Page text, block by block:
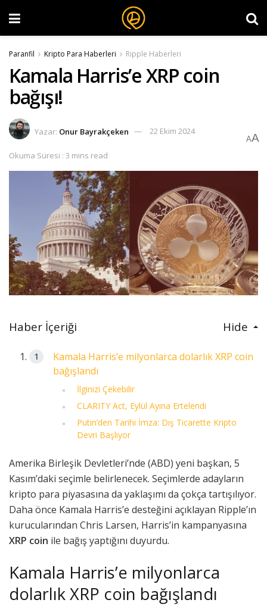
Paranfil Kripto Para Haberleri Ripple Haberleri
Kamala Harris’e XRP coin
bağışı!
Yazar: Onur Bayrakçeken 22 Ekim 2024
Okuma Süresi : 3 mins read
AA
Haber İçeriği Hide
Kamala Harris’e milyonlarca dolarlık XRP coin
bağışlandı
İlginizi Çekebilir
CLARITY Act, Eylül Ayına Ertelendi
Putin’den Tarihi İmza: Dış Ticarette Kripto
Devri Başlıyor
Amerika Birleşik Devletleri’nde (ABD) yeni başkan, 5
Kasım’daki seçimle belirlenecek. Seçimlerde adayların
kripto para piyasasına da yaklaşımı da çokça tartışılıyor.
Daha önce Kamala Harris’e desteğini açıklayan Ripple’ın
kurucularından Chris Larsen, Harris’in kampanyasına
XRP coin ile bağış yaptığını duyurdu.
Kamala Harris’e milyonlarca
dolarlık XRP coin bağışlandı